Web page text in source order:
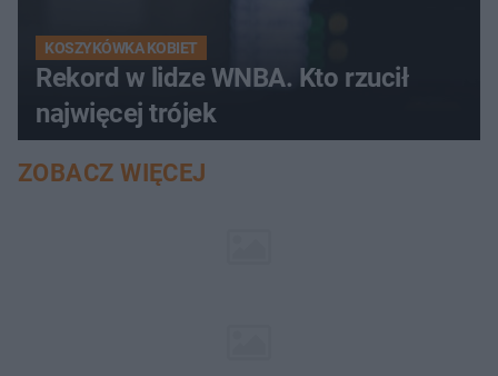
KOSZYKÓWKA KOBIET
Rekord w lidze WNBA. Kto rzucił
najwięcej trójek
ZOBACZ WIĘCEJ